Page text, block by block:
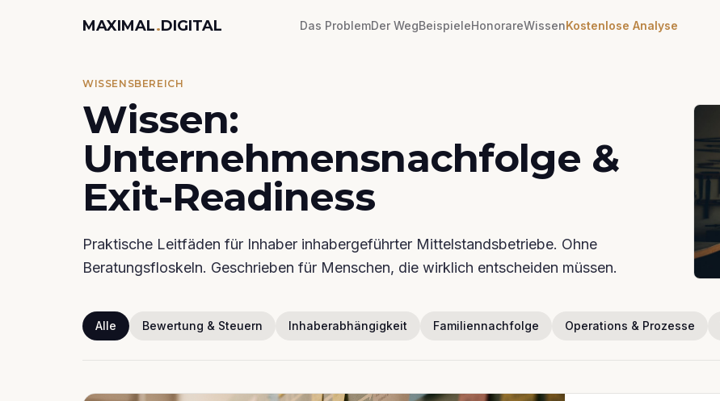
MAXIMAL.DIGITAL Das ProblemDer WegBeispieleHonorareWissenKostenlose Analyse
WISSENSBEREICH
Wissen:
Unternehmensnachfolge &
Exit-Readiness
Praktische Leitfäden für Inhaber inhabergeführter Mittelstandsbetriebe. Ohne
Beratungsfloskeln. Geschrieben für Menschen, die wirklich entscheiden müssen.
Alle Bewertung & Steuern Inhaberabhängigkeit Familiennachfolge Operations & Prozesse